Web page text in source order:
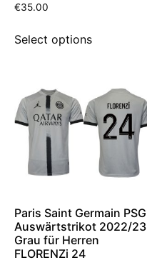
€35.00
Select options
Paris Saint Germain PSG
Auswärtstrikot 2022/23
Grau für Herren
FLORENZi 24